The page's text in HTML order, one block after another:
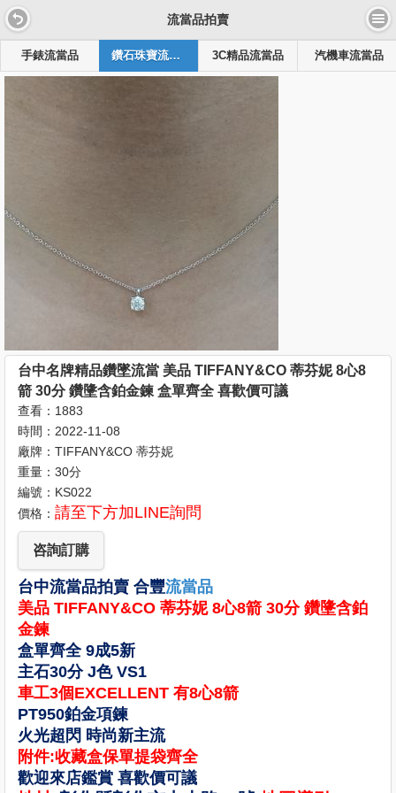
流當品拍賣
手錶流當品 鑽石珠寶流當品 3C精品流當品 汽機車流當品
台中名牌精品鑽墜流當 美品 TIFFANY&CO 蒂芬妮 8心8
箭 30分 鑽墬含鉑金鍊 盒單齊全 喜歡價可議
查看：1883
時間：2022-11-08
廠牌：TIFFANY&CO 蒂芬妮
重量：30分
編號：KS022
價格： 請至下方加LINE詢問
咨詢訂購
台中流當品拍賣 合豐流當品
美品 TIFFANY&CO 蒂芬妮 8心8箭 30分 鑽墬含鉑
金鍊
盒單齊全 9成5新
主石30分 J色 VS1
車工3個EXCELLENT 有8心8箭
PT950鉑金項鍊
火光超閃 時尚新主流
附件:收藏盒保單提袋齊全
歡迎來店鑑賞 喜歡價可議